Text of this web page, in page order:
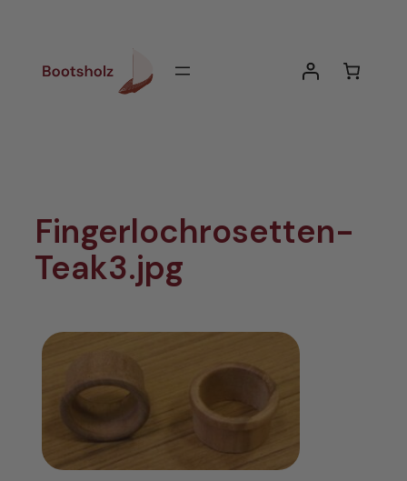
Fingerlochrosetten-
Teak3.jpg